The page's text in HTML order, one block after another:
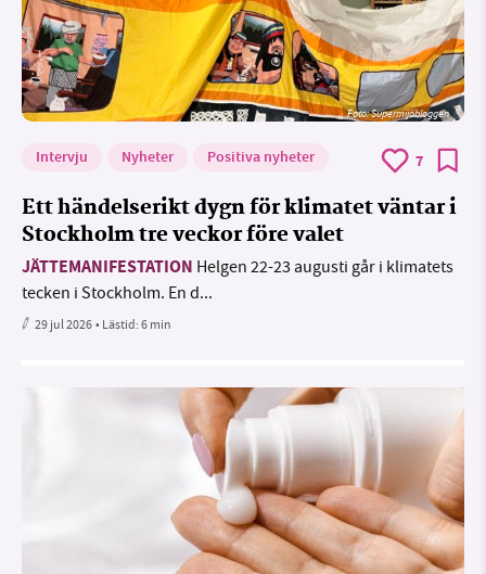
Foto: Supermijöbloggen
Intervju Nyheter Positiva nyheter 7
Ett händelserikt dygn för klimatet väntar i
Stockholm tre veckor före valet
JÄTTEMANIFESTATION Helgen 22-23 augusti går i klimatets
tecken i Stockholm. En d...
29 jul 2026• Lästid:6 min